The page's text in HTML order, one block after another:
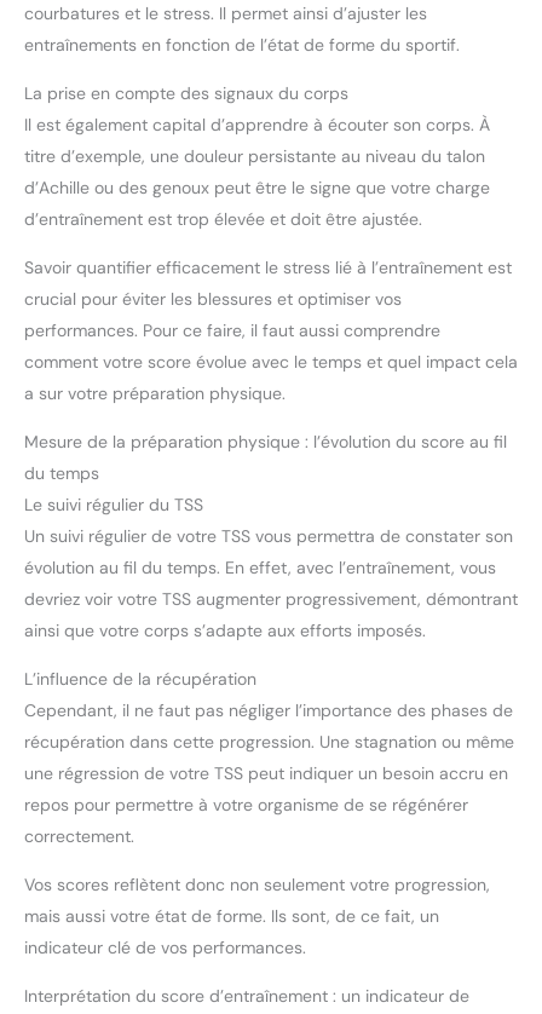
courbatures et le stress. Il permet ainsi d’ajuster les
entraînements en fonction de l’état de forme du sportif.
La prise en compte des signaux du corps
Il est également capital d’apprendre à écouter son corps. À
titre d’exemple, une douleur persistante au niveau du talon
d’Achille ou des genoux peut être le signe que votre charge
d’entraînement est trop élevée et doit être ajustée.
Savoir quantifier efficacement le stress lié à l’entraînement est
crucial pour éviter les blessures et optimiser vos
performances. Pour ce faire, il faut aussi comprendre
comment votre score évolue avec le temps et quel impact cela
a sur votre préparation physique.
Mesure de la préparation physique : l’évolution du score au fil
du temps
Le suivi régulier du TSS
Un suivi régulier de votre TSS vous permettra de constater son
évolution au fil du temps. En effet, avec l’entraînement, vous
devriez voir votre TSS augmenter progressivement, démontrant
ainsi que votre corps s’adapte aux efforts imposés.
L’influence de la récupération
Cependant, il ne faut pas négliger l’importance des phases de
récupération dans cette progression. Une stagnation ou même
une régression de votre TSS peut indiquer un besoin accru en
repos pour permettre à votre organisme de se régénérer
correctement.
Vos scores reflètent donc non seulement votre progression,
mais aussi votre état de forme. Ils sont, de ce fait, un
indicateur clé de vos performances.
Interprétation du score d’entraînement : un indicateur de